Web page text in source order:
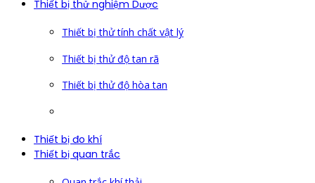
Thiết bị thử nghiệm Dược
Thiết bị thử tính chất vật lý
Thiết bị thử độ tan rã
Thiết bị thử độ hòa tan
Thiết bị đo khí
Thiết bị quan trắc